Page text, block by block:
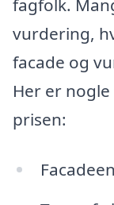
vurdering,
facade og
Her er
prisen: